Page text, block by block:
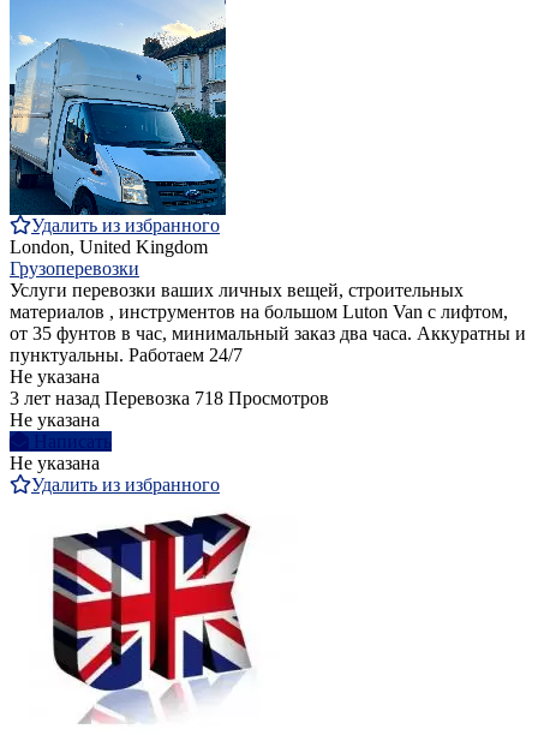
Удалить из избранного
London, United Kingdom
Грузоперевозки
Услуги перевозки ваших личных вещей, строительных
материалов , инструментов на большом Luton Van с лифтом,
от 35 фунтов в час, минимальный заказ два часа. Аккуратны и
пунктуальны. Работаем 24/7
Не указана
3 лет назад Перевозка 718 Просмотров
Не указана
Написать
Не указана
Удалить из избранного